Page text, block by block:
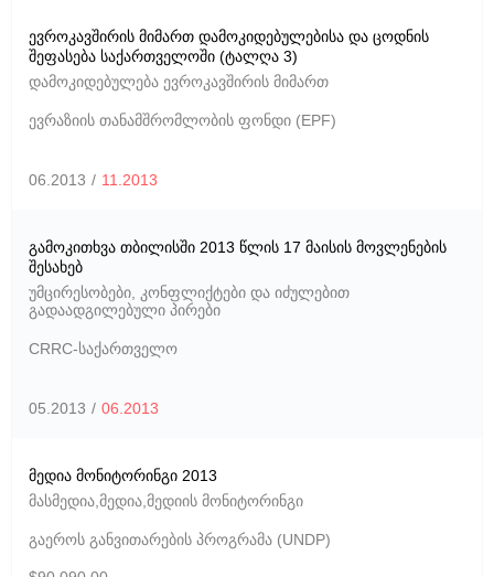
ევროკავშირის მიმართ დამოკიდებულებისა და ცოდნის
შეფასება საქართველოში (ტალღა 3)
დამოკიდებულება ევროკავშირის მიმართ
ევრაზიის თანამშრომლობის ფონდი (EPF)
06.2013 / 11.2013
გამოკითხვა თბილისში 2013 წლის 17 მაისის მოვლენების
შესახებ
უმცირესობები, კონფლიქტები და იძულებით
გადაადგილებული პირები
CRRC-საქართველო
05.2013 / 06.2013
მედია მონიტორინგი 2013
მასმედია მედია მედიის მონიტორინგი
გაეროს განვითარების პროგრამა (UNDP)